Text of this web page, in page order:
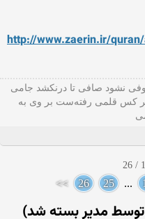
http://www.zaerin.ir/
نشود صافی تا درنکشد جامی
هر کس قلمی رفته‌ست بر وی به
...
25
26
>>
توسط مدیر بسته شد)